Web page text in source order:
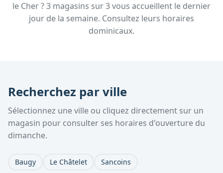
le Cher?3 magasins sur3vous accueillent le dernier
jour de la semaine. Consultez leurs horaires
dominicaux.
Recherchez par ville
Sélectionnez une ville ou cliquez directement sur un
magasin pour consulter ses horaires d'ouverture du
dimanche.
Baugy Le Châtelet Sancoins